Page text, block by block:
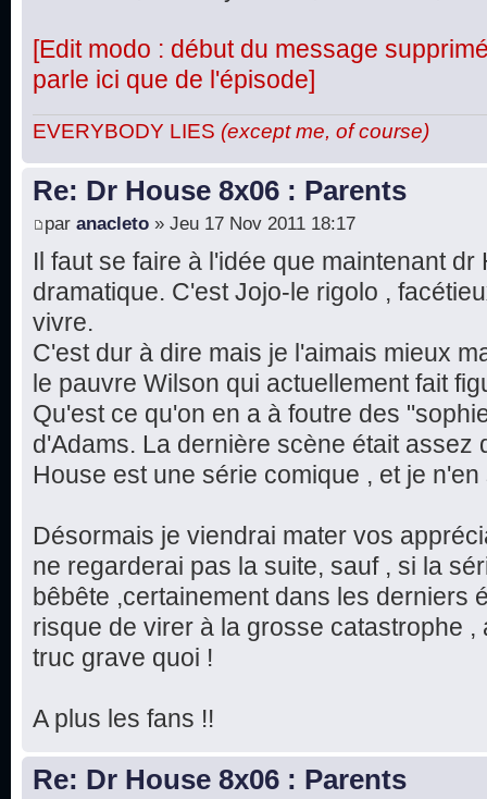
[Edit modo : début du message
parle ici que de l'épisode]
EVERYBODY LIES (except me, of course)
Re: Dr House 8x06 : Parents
par anacleto » Jeu 17 Nov 2011 18:17
Il faut se faire à l'idée que maintenant
dramatique. C'est Jojo-le rigolo ,
vivre.
C'est dur à dire mais je l'aimais mieux
le pauvre Wilson qui actuellement fait
Qu'est ce qu'on en a à foutre des
d'Adams. La dernière scène était assez
House est une série comique , et je
Désormais je viendrai mater vos
ne regarderai pas la suite, sauf , si la
bêbête ,certainement dans les derniers
risque de virer à la grosse catastrophe ,
truc grave quoi !
A plus les fans !!
Re: Dr House 8x06 : Parents